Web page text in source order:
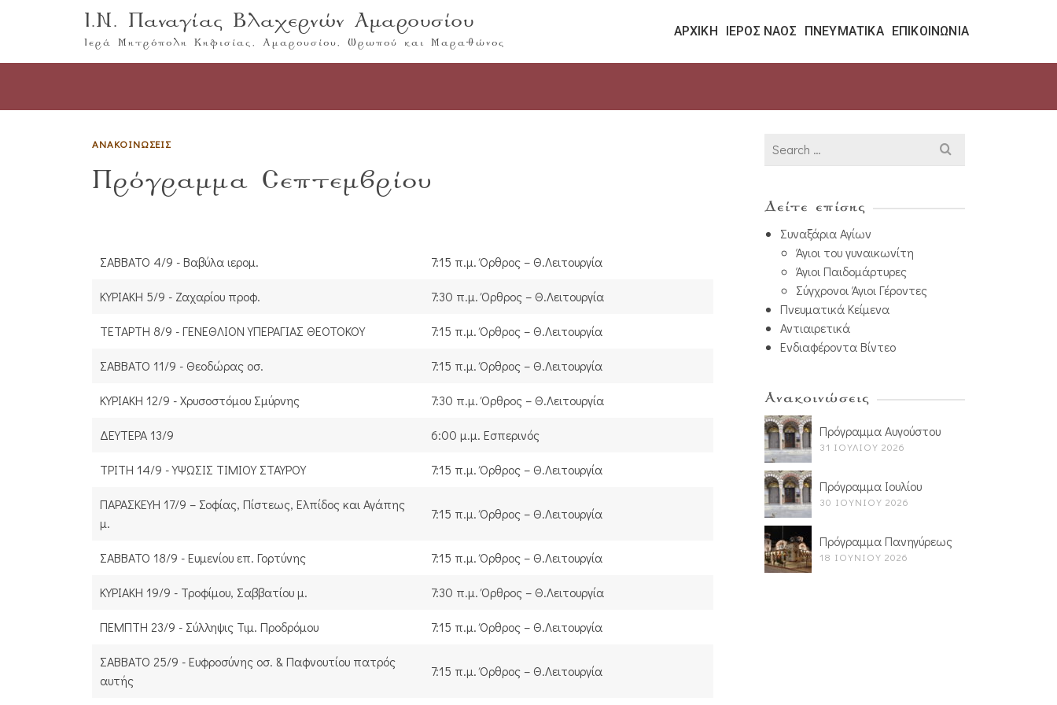
Ι.Ν. Παναγίας Βλαχερνών Αμαρουσίου
Ιερά Μητρόπολη Κηφισίας, Αμαρουσίου, Ωρωπού και Μαραθώνος
ΑΡΧΙΚΉ ΙΕΡΌΣ ΝΑΌΣ ΠΝΕΥΜΑΤΙΚΆ ΕΠΙΚΟΙΝΩΝΊΑ
ΑΝΑΚΟΙΝΏΣΕΙΣ
Πρόγραμμα Σεπτεμβρίου
ΣΑΒΒΑΤΟ 4/9 - Βαβύλα ιερομ. 7:15 π.μ. Όρθρος – Θ.Λειτουργία
ΚΥΡΙΑΚΗ 5/9 - Ζαχαρίου προφ. 7:30 π.μ. Όρθρος – Θ.Λειτουργία
ΤΕΤΑΡΤΗ 8/9 - ΓΕΝΕΘΛΙΟΝ ΥΠΕΡΑΓΙΑΣ ΘΕΟΤΟΚΟΥ 7:15 π.μ. Όρθρος – Θ.Λειτουργία
ΣΑΒΒΑΤΟ 11/9 - Θεοδώρας οσ. 7:15 π.μ. Όρθρος – Θ.Λειτουργία
ΚΥΡΙΑΚΗ 12/9 - Χρυσοστόμου Σμύρνης 7:30 π.μ. Όρθρος – Θ.Λειτουργία
ΔΕΥΤΕΡΑ 13/9 6:00 μ.μ. Εσπερινός
ΤΡΙΤΗ 14/9 - ΥΨΩΣΙΣ ΤΙΜΙΟΥ ΣΤΑΥΡΟΥ 7:15 π.μ. Όρθρος – Θ.Λειτουργία
ΠΑΡΑΣΚΕΥΗ 17/9 – Σοφίας, Πίστεως, Ελπίδος και Αγάπης
μ.
7:15 π.μ. Όρθρος – Θ.Λειτουργία
ΣΑΒΒΑΤΟ 18/9 - Ευμενίου επ. Γορτύνης 7:15 π.μ. Όρθρος – Θ.Λειτουργία
ΚΥΡΙΑΚΗ 19/9 - Τροφίμου, Σαββατίου μ. 7:30 π.μ. Όρθρος – Θ.Λειτουργία
ΠΕΜΠΤΗ 23/9 - Σύλληψις Τιμ. Προδρόμου 7:15 π.μ. Όρθρος – Θ.Λειτουργία
ΣΑΒΒΑΤΟ 25/9 - Ευφροσύνης οσ. & Παφνουτίου πατρός
αυτής
7:15 π.μ. Όρθρος – Θ.Λειτουργία
Search
Δείτε επίσης
Συναξάρια Αγίων
Άγιοι του γυναικωνίτη
Άγιοι Παιδομάρτυρες
Σύγχρονοι Άγιοι Γέροντες
Πνευματικά Κείμενα
Αντιαιρετικά
Ενδιαφέροντα Βίντεο
Ανακοινώσεις
Πρόγραμμα Αυγούστου
31 ΙΟΥΛΊΟΥ 2026
Πρόγραμμα Ιουλίου
30 ΙΟΥΝΊΟΥ 2026
Πρόγραμμα Πανηγύρεως
18 ΙΟΥΝΊΟΥ 2026